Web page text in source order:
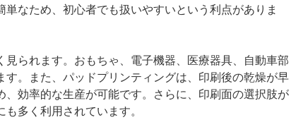
なため、初心者でも扱いやすいという利点がありま
られます。おもちゃ、電子機器、医療器具、自動車部
。また、パッドプリンティングは、印刷後の乾燥が早
、効率的な生産が可能です。さらに、印刷面の選択肢が
多く利用されています。